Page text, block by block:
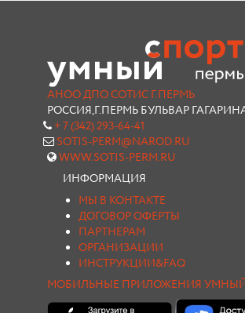
АНОО ДПО СОТИС Г.ПЕРМЬ
РОССИЯ,Г.ПЕРМЬ БУЛЬВАР
+ 7 (342) 293-64-41
SOTIS-PERM@NAROD.RU
WWW.SOTIS-PERM.RU
ИНФОРМАЦИЯ
МЫ В КОНТАКТЕ
ДОГОВОР ОФЕРТЫ
ПАРТНЕРАМ
ОРГАНИЗАЦИИ
ИНСТРУКЦИИ&FAQ
МОБИЛЬНЫЕ ПРИЛОЖЕНИЯ